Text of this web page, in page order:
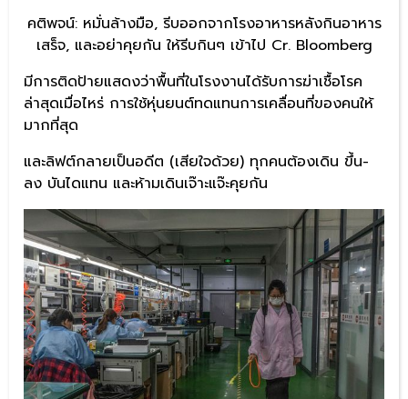
คติพจน์: หมั่นล้างมือ, รีบออกจากโรงอาหารหลังกินอาหาร
เสร็จ, และอย่าคุยกัน ให้รีบกินๆ เข้าไป Cr. Bloomberg
มีการติดป้ายแสดงว่าพื้นที่ในโรงงานได้รับการฆ่าเชื้อโรค
ล่าสุดเมื่อไหร่ การใช้หุ่นยนต์ทดแทนการเคลื่อนที่ของคนให้
มากที่สุด
และลิฟต์กลายเป็นอดีต (เสียใจด้วย) ทุกคนต้องเดิน ขึ้น-
ลง บันไดแทน และห้ามเดินเจ๊าะแจ๊ะคุยกัน